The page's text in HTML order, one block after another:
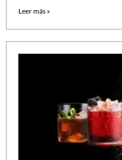
Leer más »